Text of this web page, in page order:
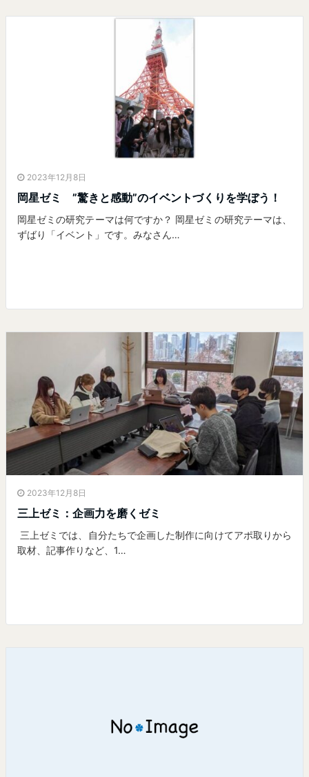
2023年12月8日
岡星ゼミ ”驚きと感動”のイベントづくりを学ぼう！
岡星ゼミの研究テーマは何ですか？ 岡星ゼミの研究テーマは、
ずばり「イベント」です。みなさん…
2023年12月8日
三上ゼミ：企画力を磨くゼミ
三上ゼミでは、自分たちで企画した制作に向けてアポ取りから
取材、記事作りなど、1…